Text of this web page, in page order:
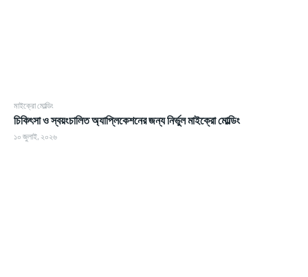
মাইক্রো মোল্ডিং
চিকিৎসা ও স্বয়ংচালিত অ্যাপ্লিকেশনের জন্য নির্ভুল মাইক্রো মোল্ডিং
১০ জুলাই, ২০২৬